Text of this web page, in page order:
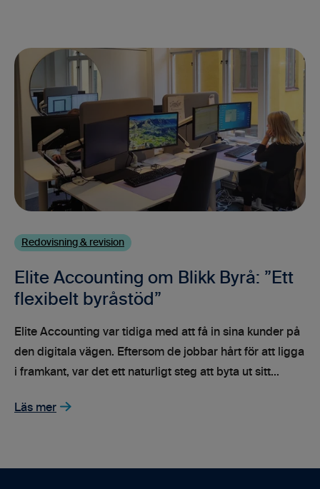
Redovisning & revision
Elite Accounting om Blikk Byrå: ”Ett
flexibelt byråstöd”
Elite Accounting var tidiga med att få in sina kunder på
den digitala vägen. Eftersom de jobbar hårt för att ligga
i framkant, var det ett naturligt steg att byta ut sitt...
Läs mer